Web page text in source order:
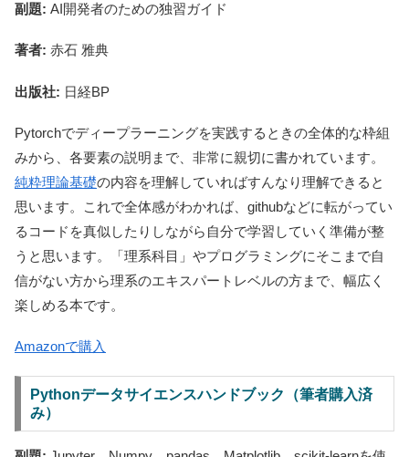
副題: AI開発者のための独習ガイド
著者: 赤石 雅典
出版社: 日経BP
Pytorchでディープラーニングを実践するときの全体的な枠組
みから、各要素の説明まで、非常に親切に書かれています。
純粋理論基礎の内容を理解していればすんなり理解できると
思います。これで全体感がわかれば、githubなどに転がってい
るコードを真似したりしながら自分で学習していく準備が整
うと思います。「理系科目」やプログラミングにそこまで自
信がない方から理系のエキスパートレベルの方まで、幅広く
楽しめる本です。
Amazonで購入
Pythonデータサイエンスハンドブック（筆者購入済
み）